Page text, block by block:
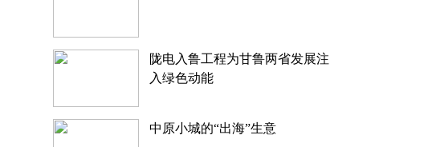
陇电入鲁工程为甘鲁两省发展注
入绿色动能
中原小城的“出海”生意